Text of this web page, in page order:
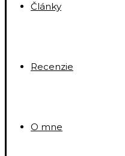
Články
Recenzie
O mne